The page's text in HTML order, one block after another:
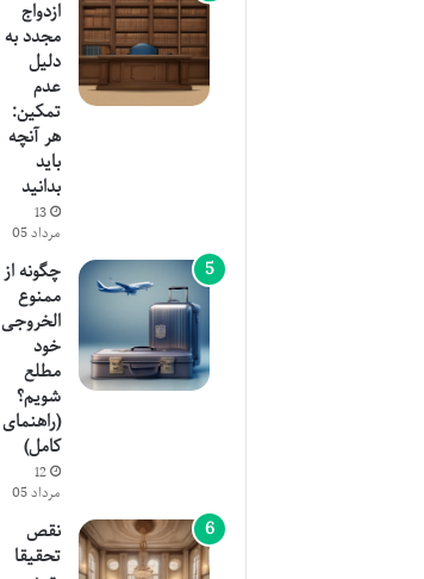
ازدواج
مجدد به
دلیل
عدم
تمکین:
هر آنچه
باید
بدانید
13
مرداد 05
چگونه از
ممنوع
الخروجی
خود
مطلع
شویم؟
(راهنمای
کامل)
12
مرداد 05
نقص
تحقیقا